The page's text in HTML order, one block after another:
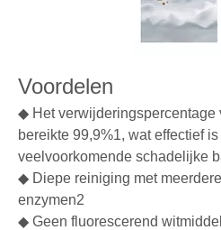
Voordelen
◆ Het verwijderingspercentage
bereikte 99,9%1, wat effectief
veelvoorkomende schadelijke
◆ Diepe reiniging met
enzymen2
◆ Geen fluorescerend